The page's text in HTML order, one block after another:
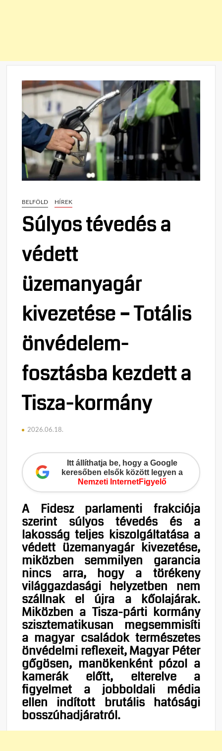
BELFÖLD HÍREK
Súlyos tévedés a
védett
üzemanyagár
kivezetése – Totális
önvédelem-
fosztásba kezdett a
Tisza-kormány
2026.06.18.
Itt állíthatja be, hogy a Google
keresőben elsők között legyen a
Nemzeti InternetFigyelő
A Fidesz parlamenti frakciója
szerint súlyos tévedés és a
lakosság teljes kiszolgáltatása a
védett üzemanyagár kivezetése,
miközben semmilyen garancia
nincs arra, hogy a törékeny
világgazdasági helyzetben nem
szállnak el újra a kőolajárak.
Miközben a Tisza-párti kormány
szisztematikusan megsemmisíti
a magyar családok természetes
önvédelmi reflexeit, Magyar Péter
gőgösen, manökenként pózol a
kamerák előtt, elterelve a
figyelmet a jobboldali média
ellen indított brutális hatósági
bosszúhadjáratról.